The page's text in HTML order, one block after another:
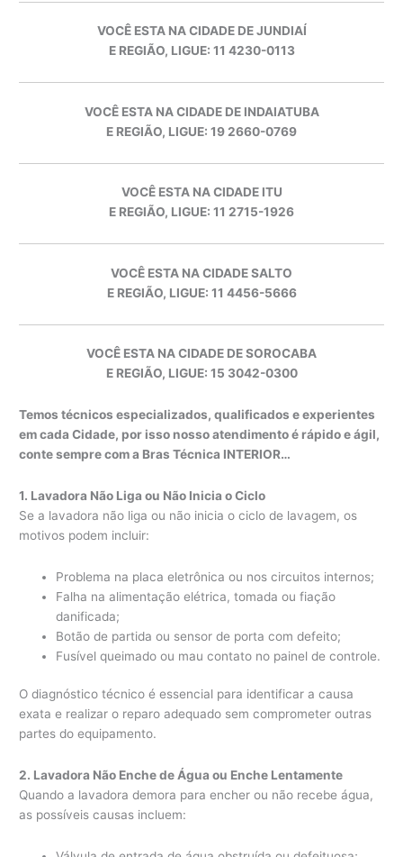
VOCÊ ESTA NA CIDADE DE JUNDIAÍ
E REGIÃO, LIGUE: 11 4230-0113
VOCÊ ESTA NA CIDADE DE INDAIATUBA
E REGIÃO, LIGUE: 19 2660-0769
VOCÊ ESTA NA CIDADE ITU
E REGIÃO, LIGUE: 11 2715-1926
VOCÊ ESTA NA CIDADE SALTO
E REGIÃO, LIGUE: 11 4456-5666
VOCÊ ESTA NA CIDADE DE SOROCABA
E REGIÃO, LIGUE: 15 3042-0300
Temos técnicos especializados, qualificados e experientes
em cada Cidade, por isso nosso atendimento é rápido e ágil,
conte sempre com a Bras Técnica INTERIOR…
1. Lavadora Não Liga ou Não Inicia o Ciclo
Se a lavadora não liga ou não inicia o ciclo de lavagem, os
motivos podem incluir:
Problema na placa eletrônica ou nos circuitos internos;
Falha na alimentação elétrica, tomada ou fiação
danificada;
Botão de partida ou sensor de porta com defeito;
Fusível queimado ou mau contato no painel de controle.
O diagnóstico técnico é essencial para identificar a causa
exata e realizar o reparo adequado sem comprometer outras
partes do equipamento.
2. Lavadora Não Enche de Água ou Enche Lentamente
Quando a lavadora demora para encher ou não recebe água,
as possíveis causas incluem: